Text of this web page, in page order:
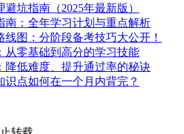
坑指南（2025年最新版）
南：全年学习计划与重点解析
线图：分阶段备考技巧大公开！
从零基础到高分的学习技能
降低难度、提升通过率的秘诀
识点如何在一个月内背完？